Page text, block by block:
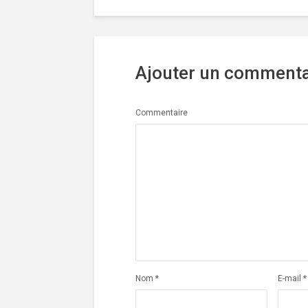
Ajouter un
Commentaire
Nom * E-mail *